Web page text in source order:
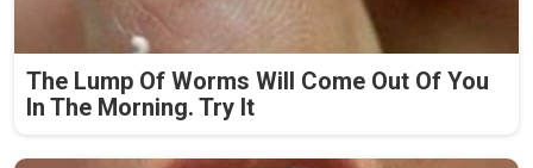
The Lump Of Worms Will Come Out Of You
In The Morning. Try It